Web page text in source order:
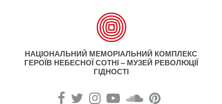
НАЦІОНАЛЬНИЙ МЕМОРІАЛЬНИЙ КОМПЛЕКС
ГЕРОЇВ НЕБЕСНОЇ СОТНІ – МУЗЕЙ РЕВОЛЮЦІЇ
ГІДНОСТІ